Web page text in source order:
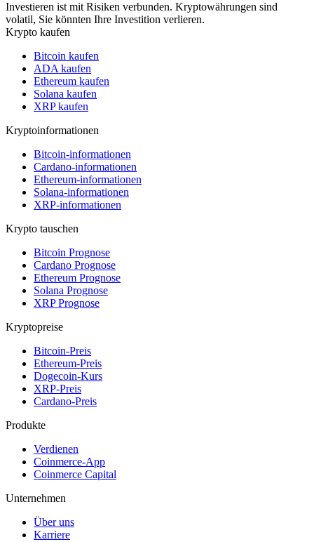
Investieren ist mit Risiken verbunden. Kryptowährungen sind
volatil, Sie könnten Ihre Investition verlieren.
Krypto kaufen
Bitcoin kaufen
ADA kaufen
Ethereum kaufen
Solana kaufen
XRP kaufen
Kryptoinformationen
Bitcoin-informationen
Cardano-informationen
Ethereum-informationen
Solana-informationen
XRP-informationen
Krypto tauschen
Bitcoin Prognose
Cardano Prognose
Ethereum Prognose
Solana Prognose
XRP Prognose
Kryptopreise
Bitcoin-Preis
Ethereum-Preis
Dogecoin-Kurs
XRP-Preis
Cardano-Preis
Produkte
Verdienen
Coinmerce-App
Coinmerce Capital
Unternehmen
Über uns
Karriere